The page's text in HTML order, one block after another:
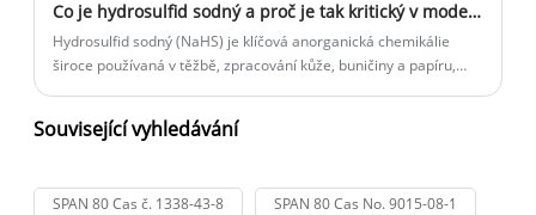
titaničitého se společnost Yigyooly Enterprise Limited pyšní
poskytováním vysoce kvalitního TiO2, který splňuje různé
potřeby zákazníků v různých odvětvích.
Co je hydrosulfid sodný a proč je tak kritický v moderním chemickém průmyslu
Hydrosulfid sodný (NaHS) je klíčová anorganická chemikálie
široce používaná v těžbě, zpracování kůže, buničiny a papíru,
průmyslové aplikace, bezpečnostní aspekty a proč hraje klíčovou
Související vyhledávání
SPAN 80 Cas č. 1338-43-8 SPAN 80 Cas No. 9015-08-1